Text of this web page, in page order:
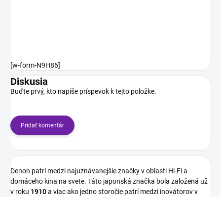
[w-form-N9H86]
Diskusia
Buďte prvý, kto napíše príspevok k tejto položke.
Pridať komentár
Denon patrí medzi najuznávanejšie značky v oblasti Hi-Fi a
domáceho kina na svete. Táto japonská značka bola založená už
v roku 1910a viac ako jedno storočie patrí medzi inovátorov v